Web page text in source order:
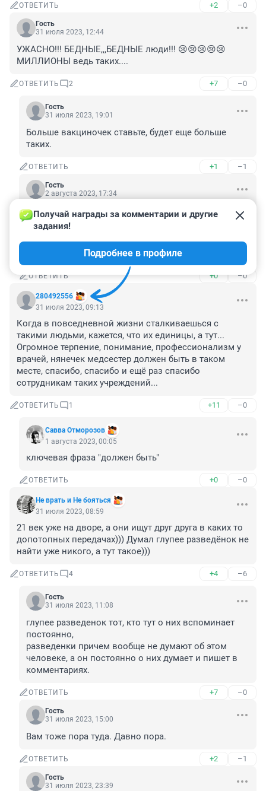
ОТВЕТИТЬ +2 –0
Гость
31 июля 2023, 12:44
УЖАСНО!!! БЕДНЫЕ,,,БЕДНЫЕ люди!!! 😢😢😢😢😢
МИЛЛИОНЫ ведь таких....
ОТВЕТИТЬ 2 +7 –0
Гость
31 июля 2023, 19:01
Больше вакциночек ставьте, будет еще больше
таких.
ОТВЕТИТЬ +1 –1
Гость
2 августа 2023, 17:34
Гость31 июля 2023, 19:01
Меньше мракобесия читай в тырнэтах
ОТВЕТИТЬ +0 –0
280492556
Получай награды за комментарии и другие
задания!
Подробнее в профиле
31 июля 2023, 09:13
Когда в повседневной жизни сталкиваешься с
такими людьми, кажется, что их единицы, а тут...
Огромное терпение, понимание, профессионализм у
врачей, нянечек медсестер должен быть в таком
месте, спасибо, спасибо и ещё раз спасибо
сотрудникам таких учреждений...
ОТВЕТИТЬ 1 +11 –0
Савва Отморозов
1 августа 2023, 00:05
ключевая фраза "должен быть"
ОТВЕТИТЬ +0 –0
Не врать и Не бояться
31 июля 2023, 08:59
21 век уже на дворе, а они ищут друг друга в каких то
допотопных передачах))) Думал глупее разведёнок не
найти уже никого, а тут такое)))
ОТВЕТИТЬ 4 +4 –6
Гость
31 июля 2023, 11:08
глупее разведенок тот, кто тут о них вспоминает
постоянно,
разведенки причем вообще не думают об этом
человеке, а он постоянно о них думает и пишет в
комментариях.
ОТВЕТИТЬ +7 –0
Гость
31 июля 2023, 15:00
Вам тоже пора туда. Давно пора.
ОТВЕТИТЬ +2 –1
Гость
31 июля 2023, 23:39